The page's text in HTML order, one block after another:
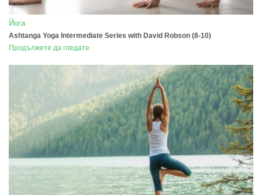
Йога
Ashtanga Yoga Intermediate Series with David Robson (8-10)
Продължете да гледате